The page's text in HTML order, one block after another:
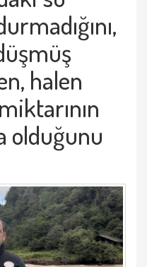
halen
olduğunu